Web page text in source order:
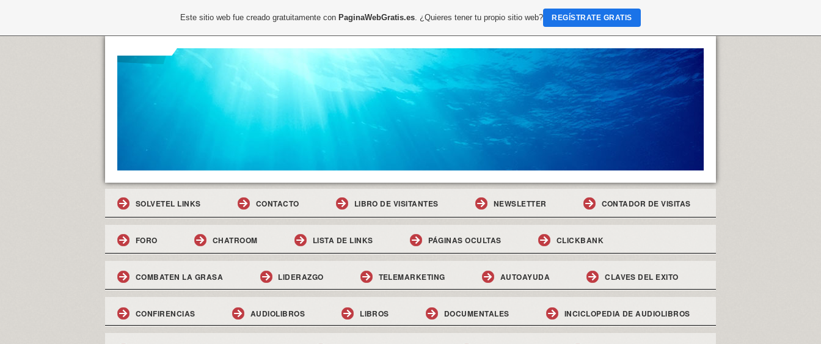
SOLVETEL LINKS CONTACTO LIBRO DE VISITANTES NEWSLETTER CONTADOR DE VISITAS
FORO CHATROOM LISTA DE LINKS PÁGINAS OCULTAS CLICKBANK
COMBATEN LA GRASA LIDERAZGO TELEMARKETING AUTOAYUDA CLAVES DEL EXITO
CONFIRENCIAS AUDIOLIBROS LIBROS DOCUMENTALES INCICLOPEDIA DE AUDIOLIBROS
Este sitio web fue creado gratuitamente con PaginaWebGratis.es. ¿Quieres tener tu propio sitio web? REGÍSTRATE GRATIS